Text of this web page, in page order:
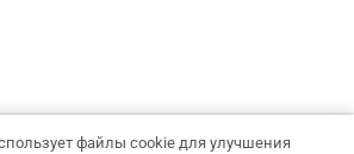
файлы cookie для улучшения